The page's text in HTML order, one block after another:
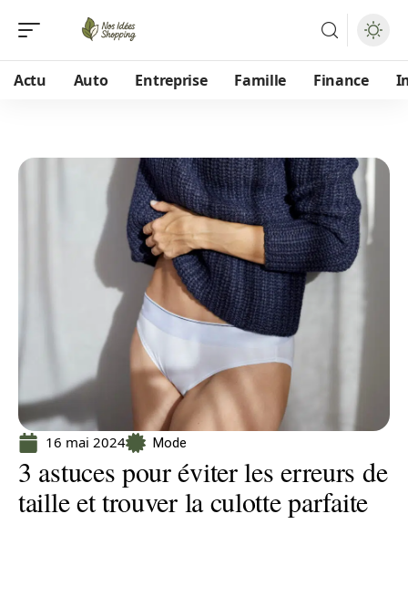
Actu Auto Entreprise Famille Finance
16 mai 2024 Mode
3 astuces pour éviter les erreurs de
taille et trouver la culotte parfaite